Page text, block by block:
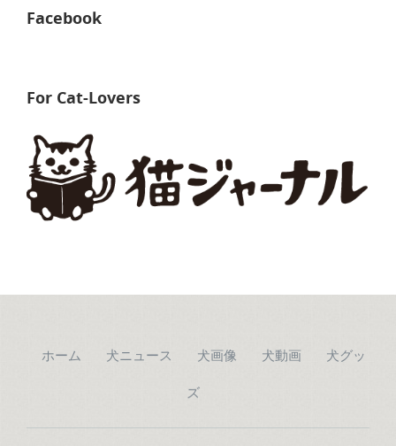
Facebook
For Cat-Lovers
ホーム 犬ニュース 犬画像 犬動画 犬グッ
ズ